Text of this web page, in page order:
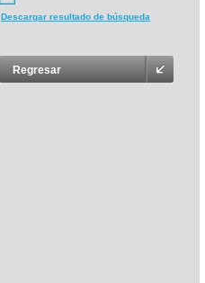
Descargar resultado de búsqueda
Regresar